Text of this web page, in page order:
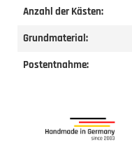
Anzahl der Kästen:
Grundmaterial:
Postentnahme: